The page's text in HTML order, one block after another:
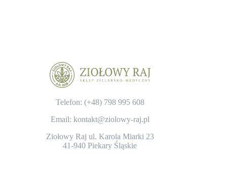
Telefon: (+48) 798 995 608
Email: kontakt@ziolowy-raj.pl
Ziołowy Raj ul. Karola Miarki 23
41-940 Piekary Śląskie